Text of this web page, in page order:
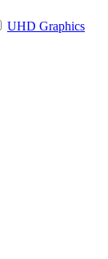
UHD Graphics